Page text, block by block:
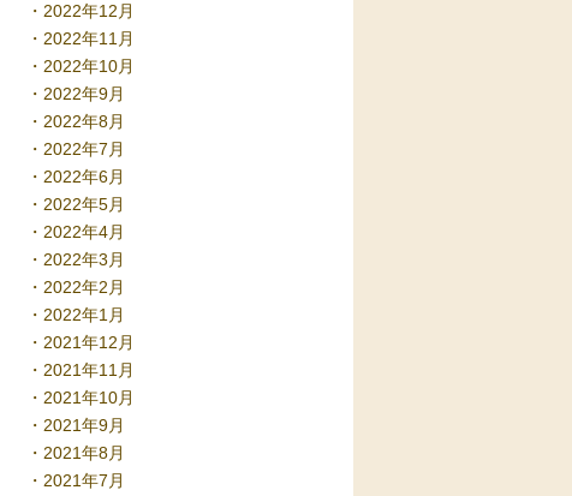
2022年12月
2022年11月
2022年10月
2022年9月
2022年8月
2022年7月
2022年6月
2022年5月
2022年4月
2022年3月
2022年2月
2022年1月
2021年12月
2021年11月
2021年10月
2021年9月
2021年8月
2021年7月